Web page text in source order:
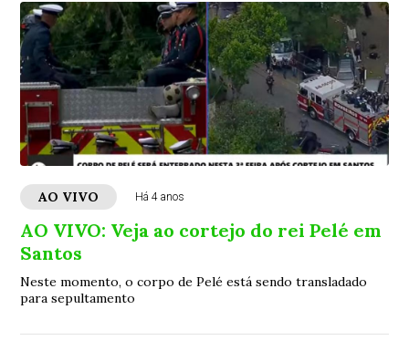
AO VIVO Há 4 anos
AO VIVO: Veja ao cortejo do rei Pelé em
Santos
Neste momento, o corpo de Pelé está sendo transladado
para sepultamento